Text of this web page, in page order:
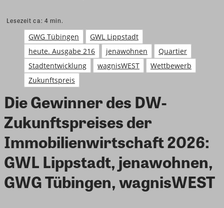
Lesezeit ca: 4 min.
GWG Tübingen
GWL Lippstadt
heute. Ausgabe 216
jenawohnen
Quartier
Stadtentwicklung
wagnisWEST
Wettbewerb
Zukunftspreis
Die Gewinner des DW-
Zukunftspreises der
Immobilienwirtschaft 2026:
GWL Lippstadt, jenawohnen,
GWG Tübingen, wagnisWEST